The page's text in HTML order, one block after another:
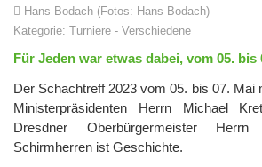
Hans Bodach (Fotos: Hans Bodach)
Kategorie: Turniere - Verschiedene
Für Jeden war etwas dabei, vom 05. bis
Der Schachtreff 2023 vom 05. bis 07. Mai
Ministerpräsidenten Herrn Michael
Dresdner Oberbürgermeister
Schirmherren ist Geschichte.